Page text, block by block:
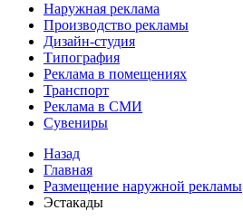
Наружная реклама
Производство рекламы
Дизайн-студия
Типография
Реклама в помещениях
Транспорт
Реклама в СМИ
Сувениры
Назад
Главная
Размещение наружной рекламы
Эстакады